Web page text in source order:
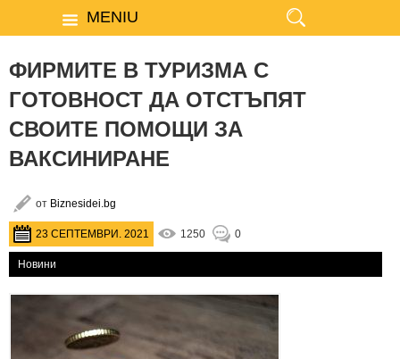
MENIU
ФИРМИТЕ В ТУРИЗМА С
ГОТОВНОСТ ДА ОТСТЪПЯТ
СВОИТЕ ПОМОЩИ ЗА
ВАКСИНИРАНЕ
от Biznesidei.bg
1250 0
23 СЕПТЕМВРИ. 2021
Новини